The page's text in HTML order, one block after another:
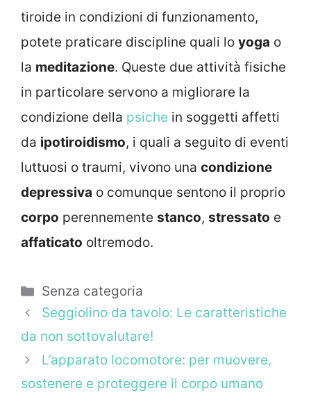
tiroide in condizioni di funzionamento,
potete praticare discipline quali lo yoga o
la meditazione. Queste due attività fisiche
in particolare servono a migliorare la
condizione della psiche in soggetti affetti
da ipotiroidismo, i quali a seguito di eventi
luttuosi o traumi, vivono una condizione
depressiva o comunque sentono il proprio
corpo perennemente stanco, stressato e
affaticato oltremodo.
Categorie
Senza categoria
Seggiolino da tavolo: Le caratteristiche
da non sottovalutare!
L’apparato locomotore: per muovere,
sostenere e proteggere il corpo umano